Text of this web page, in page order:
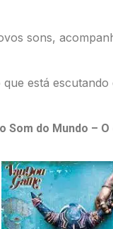
sons,
está
Som do Mundo –